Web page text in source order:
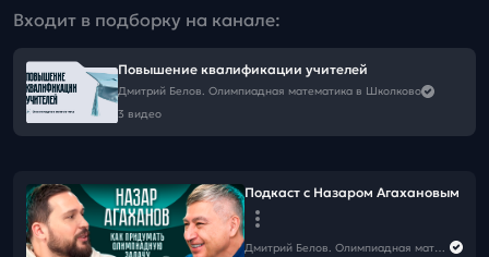
Входит в подборку на канале:
Повышение квалификации учителей
Дмитрий Белов. Олимпиадная математика в Школково
3 видео
Подкаст с Назаром Агахановым
Дмитрий Белов. Олимпиадная математика в Школково